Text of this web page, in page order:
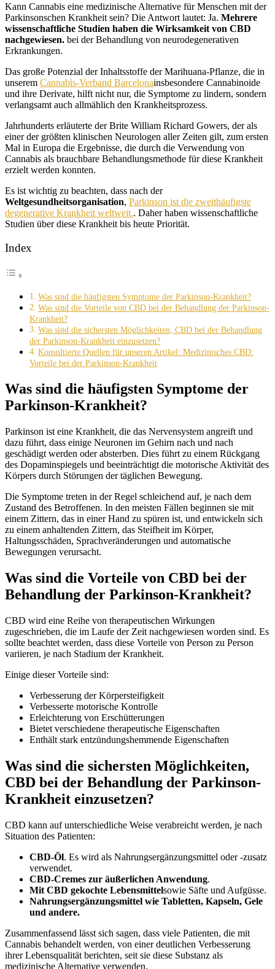
Kann Cannabis eine medizinische Alternative für Menschen mit der
Parkinsonschen Krankheit sein? Die Antwort lautet: Ja. Mehrere
wissenschaftliche Studien haben die Wirksamkeit von CBD
nachgewiesen. bei der Behandlung von neurodegenerativen
Erkrankungen.
Das große Potenzial der Inhaltsstoffe der Marihuana-Pflanze, die in
unserem Cannabis-Verband Barcelonainsbesondere Cannabinoide
und ihre Derivate, hilft nicht nur, die Symptome zu lindern, sondern
verlangsamt auch allmählich den Krankheitsprozess.
Jahrhunderts erläuterte der Brite William Richard Gowers, der als
einer der größten klinischen Neurologen aller Zeiten gilt, zum ersten
Mal in Europa die Ergebnisse, die durch die Verwendung von
Cannabis als brauchbare Behandlungsmethode für diese Krankheit
erzielt werden konnten.
Es ist wichtig zu beachten, dass nach der
Weltgesundheitsorganisation, Parkinson ist die zweithäufigste
degenerative Krankheit weltweit.. Daher haben wissenschaftliche
Studien über diese Krankheit bis heute Priorität.
Index
Was sind die häufigsten Symptome der Parkinson-Krankheit?
Was sind die Vorteile von CBD bei der Behandlung der Parkinson-
Krankheit?
Was sind die sichersten Möglichkeiten, CBD bei der Behandlung
der Parkinson-Krankheit einzusetzen?
Konsultierte Quellen für unseren Artikel: Medizinisches CBD:
Vorteile bei der Parkinson-Krankheit
Was sind die häufigsten Symptome der
Parkinson-Krankheit?
Parkinson ist eine Krankheit, die das Nervensystem angreift und
dazu führt, dass einige Neuronen im Gehirn nach und nach
geschädigt werden oder absterben. Dies führt zu einem Rückgang
des Dopaminspiegels und beeinträchtigt die motorische Aktivität des
Körpers durch Störungen der täglichen Bewegung.
Die Symptome treten in der Regel schleichend auf, je nach dem
Zustand des Betroffenen. In den meisten Fällen beginnen sie mit
einem Zittern, das in einer Hand zu spüren ist, und entwickeln sich
zu einem anhaltenden Zittern, das Steifheit im Körper,
Haltungsschäden, Sprachveränderungen und automatische
Bewegungen verursacht.
Was sind die Vorteile von CBD bei der
Behandlung der Parkinson-Krankheit?
CBD wird eine Reihe von therapeutischen Wirkungen
zugeschrieben, die im Laufe der Zeit nachgewiesen worden sind. Es
sollte beachtet werden, dass diese Vorteile von Person zu Person
variieren, je nach Stadium der Krankheit.
Einige dieser Vorteile sind:
Verbesserung der Körpersteifigkeit
Verbesserte motorische Kontrolle
Erleichterung von Erschütterungen
Bietet verschiedene therapeutische Eigenschaften
Enthält stark entzündungshemmende Eigenschaften
Was sind die sichersten Möglichkeiten,
CBD bei der Behandlung der Parkinson-
Krankheit einzusetzen?
CBD kann auf unterschiedliche Weise verabreicht werden, je nach
Situation des Patienten:
CBD-Öl. Es wird als Nahrungsergänzungsmittel oder -zusatz
verwendet.
CBD-Cremes zur äußerlichen Anwendung.
Mit CBD gekochte Lebensmittelsowie Säfte und Aufgüsse.
Nahrungsergänzungsmittel wie Tabletten, Kapseln, Gele
und andere.
Zusammenfassend lässt sich sagen, dass viele Patienten, die mit
Cannabis behandelt werden, von einer deutlichen Verbesserung
ihrer Lebensqualität berichten, seit sie diese Substanz als
medizinische Alternative verwenden.